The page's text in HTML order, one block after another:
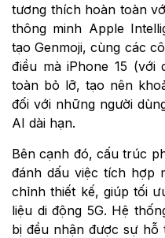
tương thích hoàn toàn
thông minh Apple
tạo Genmoji, cùng các
điều mà iPhone 15 (với
toàn bỏ lỡ, tạo nên
đối với những người
AI dài hạn.
Bên cạnh đó, cấu trúc
đánh dấu việc tích hợp
chỉnh thiết kế, giúp tối
liệu di động 5G. Hệ
bị đều nhận được sự